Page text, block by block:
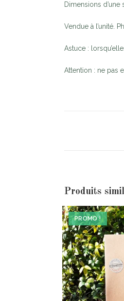
Dimensions
Vendue à l’unité.
Astuce :
Attention : ne pas
Produits
PROMO !